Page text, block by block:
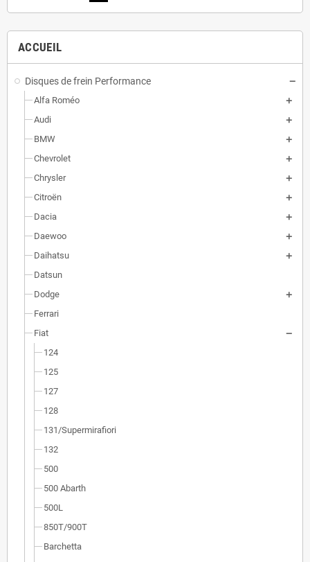
ACCUEIL
Disques de frein Performance
Alfa Roméo
Audi
BMW
Chevrolet
Chrysler
Citroën
Dacia
Daewoo
Daihatsu
Datsun
Dodge
Ferrari
Fiat
124
125
127
128
131/Supermirafiori
132
500
500 Abarth
500L
850T/900T
Barchetta